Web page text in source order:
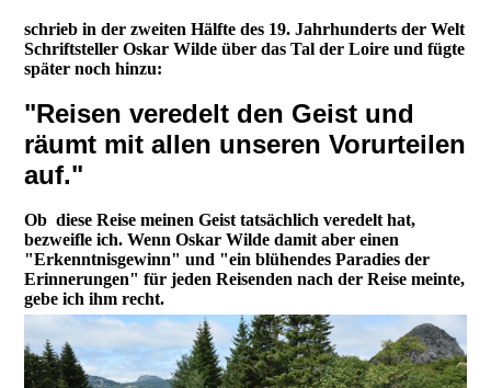
schrieb in der zweiten Hälfte des 19. Jahrhunderts der Welt
Schriftsteller Oskar Wilde über das Tal der Loire und fügte
später noch hinzu:
"Reisen veredelt den Geist und
räumt mit allen unseren Vorurteilen
auf."
Ob diese Reise meinen Geist tatsächlich veredelt hat,
bezweifle ich. Wenn Oskar Wilde damit aber einen
"Erkenntnisgewinn" und "ein blühendes Paradies der
Erinnerungen" für jeden Reisenden nach der Reise meinte,
gebe ich ihm recht.